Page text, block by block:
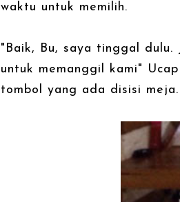
waktu untuk memilih.
"Baik, Bu, saya tinggal
untuk memanggil kami"
tombol yang ada disisi meja.